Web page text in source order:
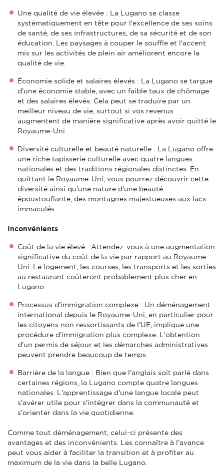
Une qualité de vie élevée : La Lugano se classe
systématiquement en tête pour l'excellence de ses soins
de santé, de ses infrastructures, de sa sécurité et de son
éducation. Les paysages à couper le souffle et l'accent
mis sur les activités de plein air améliorent encore la
qualité de vie.
Économie solide et salaires élevés : La Lugano se targue
d'une économie stable, avec un faible taux de chômage
et des salaires élevés. Cela peut se traduire par un
meilleur niveau de vie, surtout si vos revenus
augmentent de manière significative après avoir quitté le
Royaume-Uni.
Diversité culturelle et beauté naturelle : La Lugano offre
une riche tapisserie culturelle avec quatre langues
nationales et des traditions régionales distinctes. En
quittant le Royaume-Uni, vous pourrez découvrir cette
diversité ainsi qu'une nature d'une beauté
époustouflante, des montagnes majestueuses aux lacs
immaculés.
Inconvénients:
Coût de la vie élevé : Attendez-vous à une augmentation
significative du coût de la vie par rapport au Royaume-
Uni. Le logement, les courses, les transports et les sorties
au restaurant coûteront probablement plus cher en
Lugano.
Processus d'immigration complexe : Un déménagement
international depuis le Royaume-Uni, en particulier pour
les citoyens non ressortissants de l'UE, implique une
procédure d'immigration plus complexe. L'obtention
d'un permis de séjour et les démarches administratives
peuvent prendre beaucoup de temps.
Barrière de la langue : Bien que l'anglais soit parlé dans
certaines régions, la Lugano compte quatre langues
nationales. L'apprentissage d'une langue locale peut
s'avérer utile pour s'intégrer dans la communauté et
s'orienter dans la vie quotidienne.
Comme tout déménagement, celui-ci présente des
avantages et des inconvénients. Les connaître à l'avance
peut vous aider à faciliter la transition et à profiter au
maximum de la vie dans la belle Lugano.